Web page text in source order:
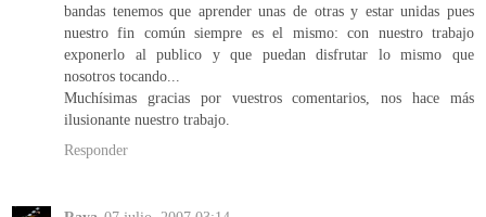
bandas tenemos que aprender unas de otras y estar unidas pues
nuestro fin común siempre es el mismo: con nuestro trabajo
exponerlo al publico y que puedan disfrutar lo mismo que
nosotros tocando...
Muchísimas gracias por vuestros comentarios, nos hace más
ilusionante nuestro trabajo.
Responder